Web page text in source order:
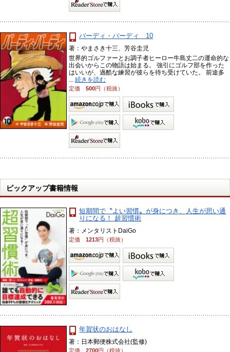
バーディ・バーディ 10
著：やまさき十三、芳谷圭児
世界的ゴルファーとお調子者ヒーロー牛島丈二の運命的な
出会いからこの物語は始まる。 強引にゴルフ部を作った
はいいが、過酷な練習が彼らを待ち受けていた。 前途多
...続きを読む
定価500円（税抜）
ピックアップ書籍情報
短期間で〝よい習慣〟が身につき、人生が思い通
りになる！ 超習慣術
著：メンタリストDaiGo
定価1213円（税抜）
年賀状のおはなし
著：日本郵便株式会社(監修)
定価2700円（税抜）